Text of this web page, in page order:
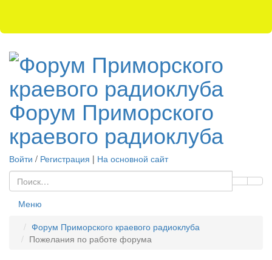
Форум Приморского
краевого радиоклуба
Войти / Регистрация | На основной сайт
Меню
Форум Приморского краевого радиоклуба
Пожелания по работе форума